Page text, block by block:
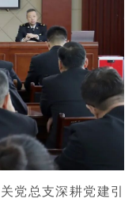
总支深耕党建引